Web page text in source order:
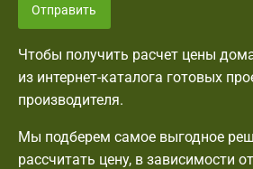
Отправить
Чтобы получить расчет цены
из интернет-каталога готовых
производителя.
Мы подберем самое выгодное
рассчитать цену, в зависимости